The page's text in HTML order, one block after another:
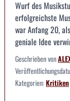
Wurf des
erfolgreichste
war Anfang 20,
geniale Idee
Geschrieben von
Kategorien:Kritiken